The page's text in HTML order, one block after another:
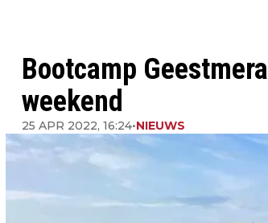
Bootcamp
weekend
25 APR 2022, 16:24•NIEUWS